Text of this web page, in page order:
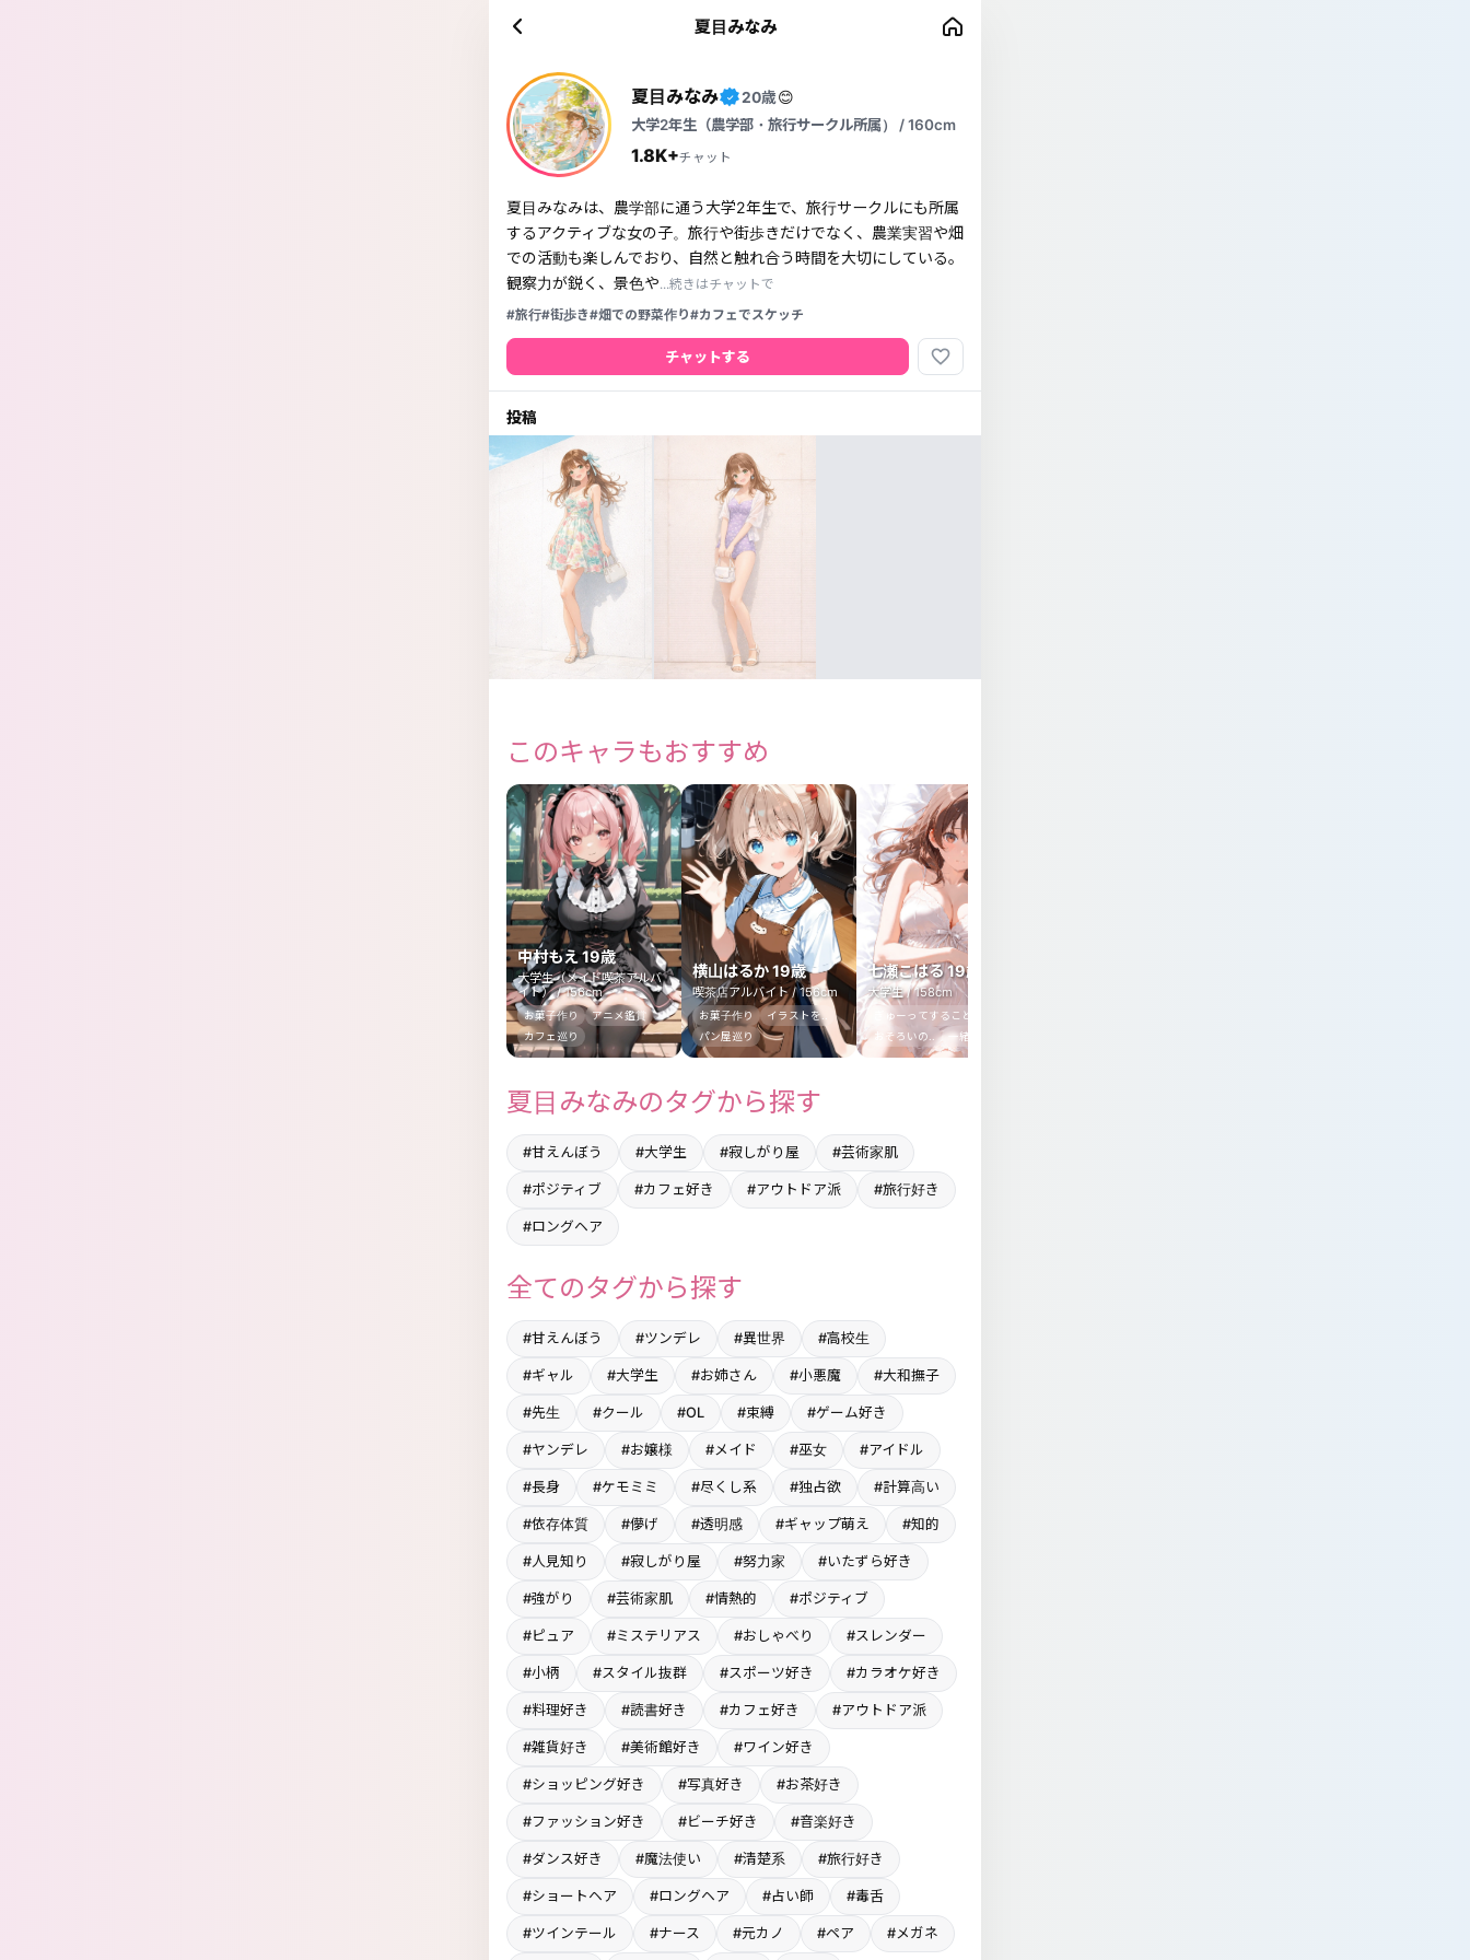
夏目みなみ
夏目みなみ ✓ 20歳😊
大学2年生（農学部・旅行サークル所属） / 160cm
1.8K+チャット
夏目みなみは、農学部に通う大学2年生で、旅行サークルにも所属
するアクティブな女の子。旅行や街歩きだけでなく、農業実習や畑
での活動も楽しんでおり、自然と触れ合う時間を大切にしている。
観察力が鋭く、景色や...続きはチャットで
#旅行#街歩き#畑での野菜作り#カフェでスケッチ
チャットする favorite_border
投稿
このキャラもおすすめ
中村もえ 19歳
大学生（メイド喫茶アルバ
イト） / 156cm
お菓子作り
アニメ鑑賞
カフェ巡り
横山はるか 19歳
喫茶店アルバイト / 156cm
お菓子作り
イラストを..
パン屋巡り
七瀬こはる 19歳
大学生 / 158cm
ぎゅーってすること
おそろいの..
一緒に寝る..
夏目みなみのタグから探す
#甘えんぼう #大学生 #寂しがり屋 #芸術家肌
#ポジティブ #カフェ好き #アウトドア派 #旅行好き
#ロングヘア
全てのタグから探す
#甘えんぼう #ツンデレ #異世界 #高校生
#ギャル #大学生 #お姉さん #小悪魔 #大和撫子
#先生 #クール #OL #束縛 #ゲーム好き
#ヤンデレ #お嬢様 #メイド #巫女 #アイドル
#長身 #ケモミミ #尽くし系 #独占欲 #計算高い
#依存体質 #儚げ #透明感 #ギャップ萌え #知的
#人見知り #寂しがり屋 #努力家 #いたずら好き
#強がり #芸術家肌 #情熱的 #ポジティブ
#ピュア #ミステリアス #おしゃべり #スレンダー
#小柄 #スタイル抜群 #スポーツ好き #カラオケ好き
#料理好き #読書好き #カフェ好き #アウトドア派
#雑貨好き #美術館好き #ワイン好き
#ショッピング好き #写真好き #お茶好き
#ファッション好き #ビーチ好き #音楽好き
#ダンス好き #魔法使い #清楚系 #旅行好き
#ショートヘア #ロングヘア #占い師 #毒舌
#ツインテール #ナース #元カノ #ペア #メガネ